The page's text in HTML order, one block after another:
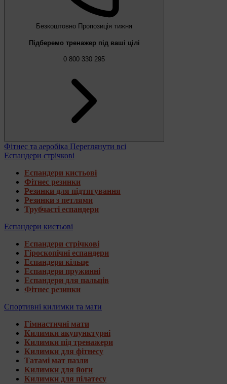
Безкоштовно Пропозиція тижня
Підберемо тренажер під ваші цілі
0 800 330 295
Фітнес та аеробіка Переглянути всі
Еспандери стрічкові
Еспандери кистьові
Фітнес резинки
Резинки для підтягування
Резинки з петлями
Трубчасті еспандери
Еспандери кистьові
Еспандери стрічкові
Гіроскопічні еспандери
Еспандери кільце
Еспандери пружинні
Еспандери для пальців
Фітнес резинки
Спортивні килимки та мати
Гімнастичні мати
Килимки акупунктурні
Килимки під тренажери
Килимки для фітнесу
Татамі мат пазли
Килимки для йоги
Килимки для пілатесу